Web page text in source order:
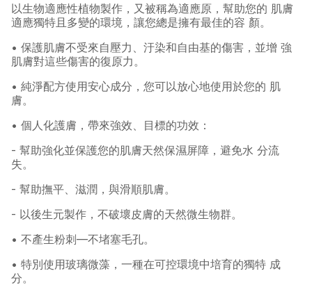
以生物適應性植物製作，又被稱為適應原，幫助您的 肌膚
適應獨特且多變的環境，讓您總是擁有最佳的容 顏。
• 保護肌膚不受來自壓力、汙染和自由基的傷害，並增 強
肌膚對這些傷害的復原力。
• 純淨配方使用安心成分，您可以放心地使用於您的 肌
膚。
• 個人化護膚，帶來強效、目標的功效：
- 幫助強化並保護您的肌膚天然保濕屏障，避免水 分流
失。
- 幫助撫平、滋潤，與滑順肌膚。
- 以後生元製作，不破壞皮膚的天然微生物群。
• 不產生粉刺—不堵塞毛孔。
• 特別使用玻璃微藻，一種在可控環境中培育的獨特 成
分。